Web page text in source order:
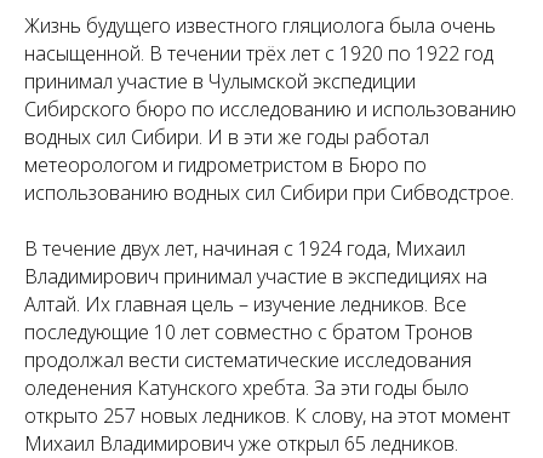
Жизнь будущего известного гляциолога была очень
насыщенной. В течении трёх лет с 1920 по 1922 год
принимал участие в Чулымской экспедиции
Сибирского бюро по исследованию и использованию
водных сил Сибири. И в эти же годы работал
метеорологом и гидрометристом в Бюро по
использованию водных сил Сибири при Сибводстрое.
В течение двух лет, начиная с 1924 года, Михаил
Владимирович принимал участие в экспедициях на
Алтай. Их главная цель – изучение ледников. Все
последующие 10 лет совместно с братом Тронов
продолжал вести систематические исследования
оледенения Катунского хребта. За эти годы было
открыто 257 новых ледников. К слову, на этот момент
Михаил Владимирович уже открыл 65 ледников.